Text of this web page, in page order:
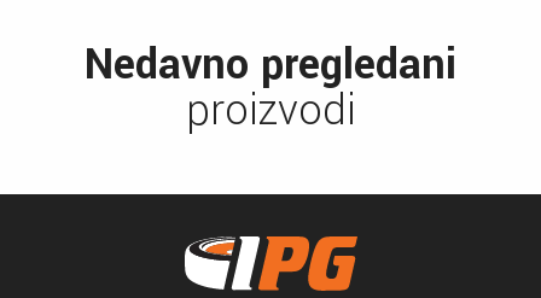
Nedavno pregledani
proizvodi